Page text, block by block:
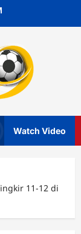
Watch Video
11-12 di